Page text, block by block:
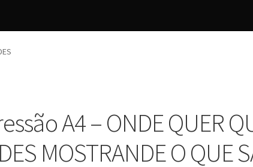
A4 – ONDE QUER
MOSTRANDE O QUE